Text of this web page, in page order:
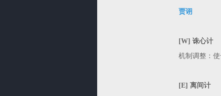
贾诩
[W] 诛心计
机制调整：
[E] 离间计